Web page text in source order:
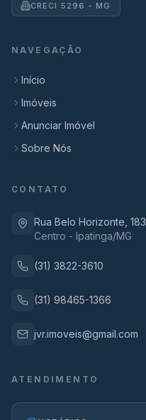
CRECI 5296 - MG
NAVEGAÇÃO
Início
Imóveis
Anunciar Imóvel
Sobre Nós
CONTATO
Rua Belo Horizonte, 183
Centro - Ipatinga/MG
(31) 3822-3610
(31) 98465-1366
jvr.imoveis@gmail.com
ATENDIMENTO